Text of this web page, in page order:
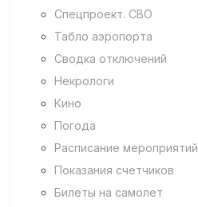
Спецпроект. СВО
Табло аэропорта
Сводка отключений
Некрологи
Кино
Погода
Расписание мероприятий
Показания счетчиков
Билеты на самолет